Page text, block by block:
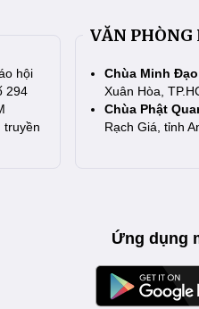
hội
294
truyền
VĂN PHÒNG
Chùa Minh
Xuân Hòa,
Chùa Phật
Rạch Giá, tỉnh
Ứng dụng